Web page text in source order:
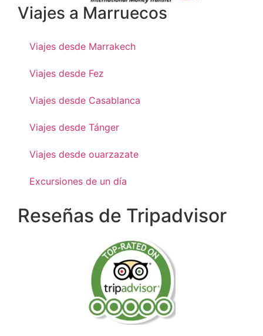
Viajes a Marruecos
Viajes desde Marrakech
Viajes desde Fez
Viajes desde Casablanca
Viajes desde Tánger
Viajes desde ouarzazate
Excursiones de un día
Reseñas de Tripadvisor